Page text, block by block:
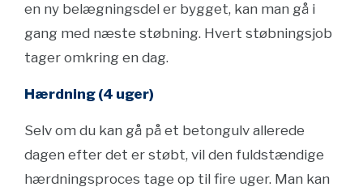
en ny belægningsdel er bygget, kan man gå i
gang med næste støbning. Hvert støbningsjob
tager omkring en dag.
Hærdning (4 uger)
Selv om du kan gå på et betongulv allerede
dagen efter det er støbt, vil den fuldstændige
hærdningsproces tage op til fire uger. Man kan